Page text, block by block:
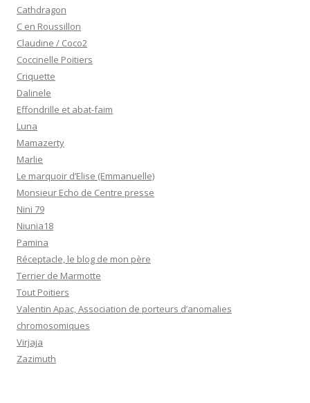
Cathdragon
C en Roussillon
Claudine / Coco2
Coccinelle Poitiers
Criquette
Dalinele
Effondrille et abat-faim
Luna
Mamazerty
Marlie
Le marquoir d’Elise (Emmanuelle)
Monsieur Echo de Centre presse
Nini 79
Niunia18
Pamina
Réceptacle, le blog de mon père
Terrier de Marmotte
Tout Poitiers
Valentin Apac, Association de porteurs d’anomalies
chromosomiques
Virjaja
Zazimuth